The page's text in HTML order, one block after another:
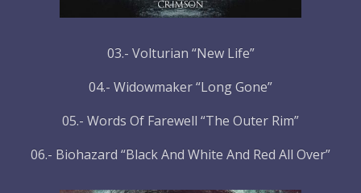
03.- Volturian “New Life”
04.- Widowmaker “Long Gone”
05.- Words Of Farewell “The Outer Rim”
06.- Biohazard “Black And White And Red All Over”